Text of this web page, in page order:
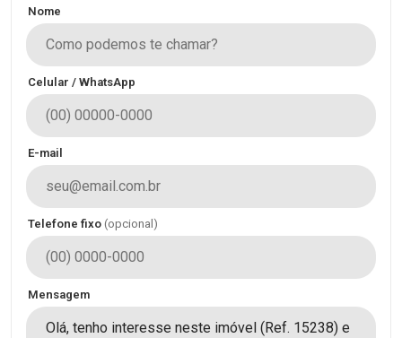
Nome
Celular / WhatsApp
E-mail
Telefone fixo (opcional)
Mensagem